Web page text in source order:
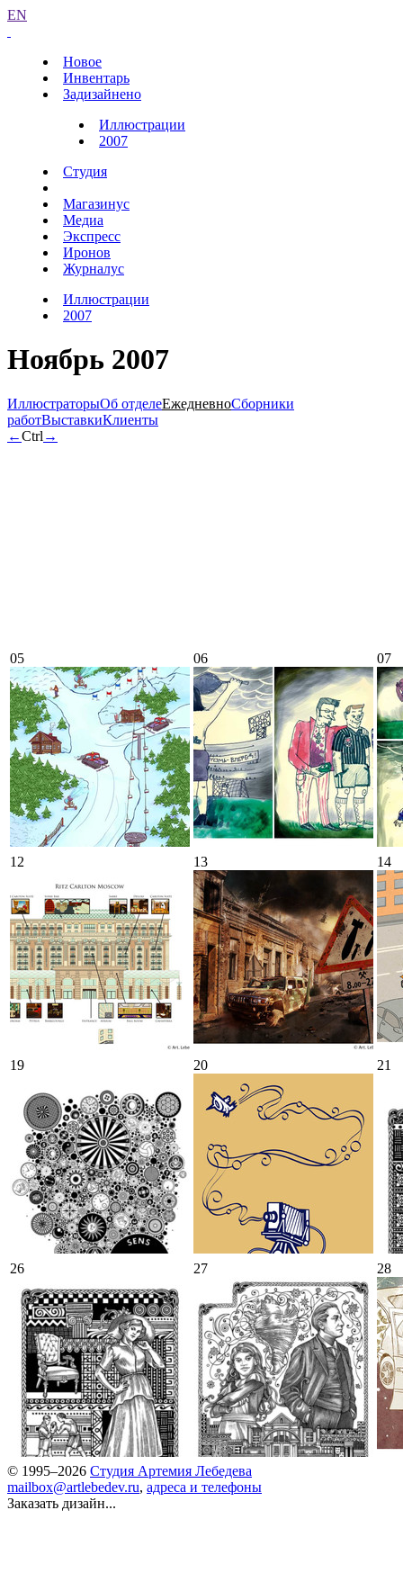
EN
Новое
Инвентарь
Задизайнено
Иллюстрации
2007
Студия
Магазинус
Медиа
Экспресс
Иронов
Журналус
Иллюстрации
2007
Ноябрь 2007
ИллюстраторыОб отделеЕжедневноСборники
работВыставкиКлиенты
←Ctrl →
05 06 07
12 13 14
19 20 21
26 27 28
© 1995–2026 Студия Артемия Лебедева
mailbox@artlebedev.ru, адреса и телефоны
Заказать дизайн...